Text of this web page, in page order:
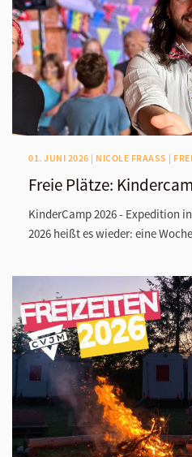
01. JUNI 2026 | NICOLE FRAASS |
Freie Plätze:
KinderCamp 2026 - Expedition
2026 heißt es wieder: eine